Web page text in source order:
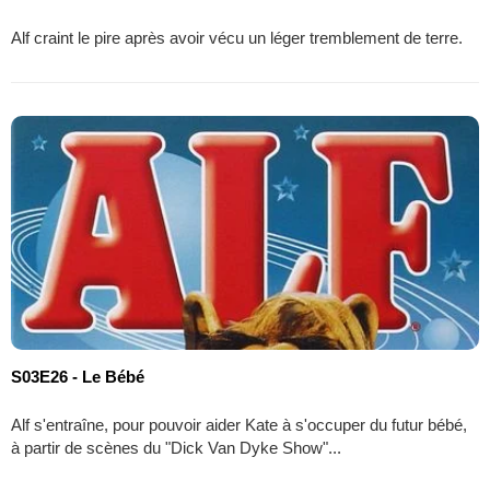
Alf craint le pire après avoir vécu un léger tremblement de terre.
S03E26 - Le Bébé
Alf s'entraîne, pour pouvoir aider Kate à s'occuper du futur bébé,
à partir de scènes du "Dick Van Dyke Show"...